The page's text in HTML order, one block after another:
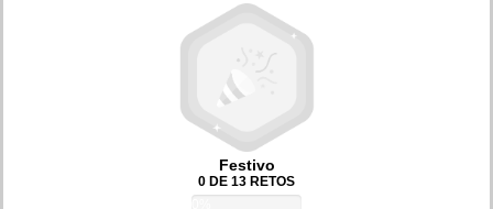
Festivo
0 DE 13 RETOS